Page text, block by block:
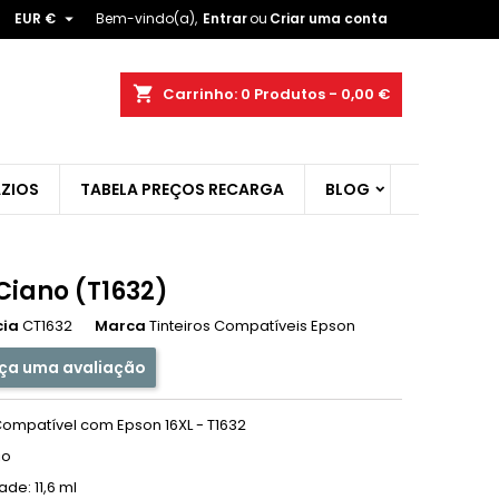
Bem-vindo(a), Entrarou Criar uma conta
EUR € 
shopping_cart Carrinho: 0 Produtos - 0,00 €
TABELA PREÇOS RECARGA BLOG
(T1632)
CT1632 Marca Tinteiros Compatíveis Epson
uma avaliação
com Epson 16XL - T1632
11,6 ml